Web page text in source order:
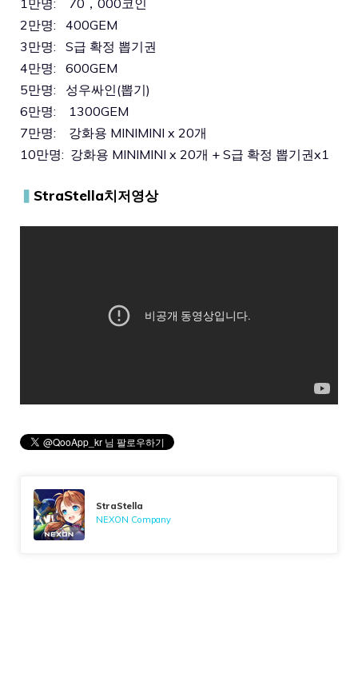
2만명: 400GEM
3만명: S급 확정 뽑기권
4만명: 600GEM
5만명: 성우싸인(뽑기)
6만명: 1300GEM
7만명: 강화용 MINIMINI x 20개
10만명: 강화용 MINIMINI x 20개 + S급 확정 뽑기권x1
▍ StraStella치저영상
StraStella
NEXON Company